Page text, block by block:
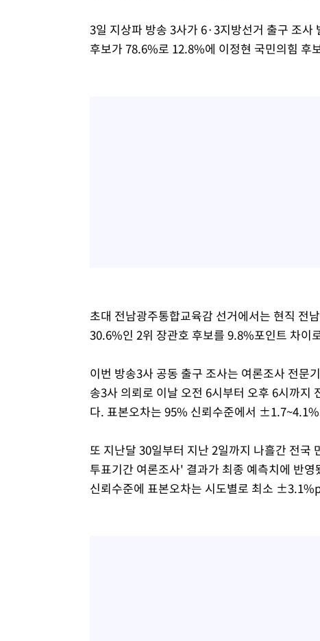
3일 지상파 방송 3사가 6·3지방선거 출구 조
후보가 78.6%로 12.8%에 이정현 국민의힘 후
초대 전남광주통합교육감 선거에서는 현직 전
30.6%인 2위 장관호 후보를 9.8%포인트 차이
이번 방송3사 공동 출구 조사는 여론조사 전문
송3사 의뢰로 이날 오전 6시부터 오후 6시까지
다. 표본오차는 95% 신뢰수준에서
또 지난달 30일부터 지난 2일까지 나흘간 전국
투표기간 여론조사' 결과가 최종 예측치에 반
신뢰수준에 표본오차는 시도별로 최소